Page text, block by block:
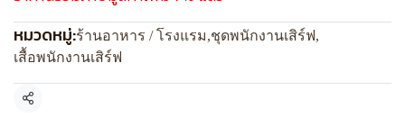
หมวดหมู่:ร้านอาหาร / โรงแรม,ชุดพนักงานเสิร์ฟ,
เสื้อพนักงานเสิร์ฟ
แชร์